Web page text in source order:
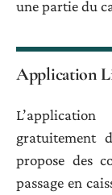
une partie du
Application
gratuitement
propose des
passage en